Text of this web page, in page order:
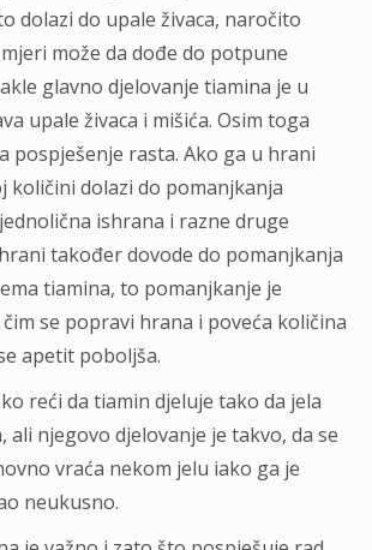
dolazi do upale živaca, naročito
može da dođe do potpune
glavno djelovanje tiamina je u
upale živaca i mišića. Osim toga
pospješenje rasta. Ako ga u hrani
količini dolazi do pomanjkanja
ishrana i razne druge
također dovode do pomanjkanja
tiamina, to pomanjkanje je
se popravi hrana i poveća količina
apetit poboljša.
reći da tiamin djeluje tako da jela
ali njegovo djelovanje je takvo, da se
vraća nekom jelu iako ga je
neukusno.